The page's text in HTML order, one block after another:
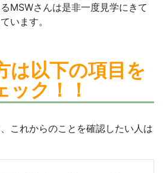
MSWさんは是非一度見学にきて
います。
は以下の項目を
ック！！
これからのことを確認したい人は